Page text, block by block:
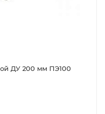
ДУ 200 мм ПЭ100